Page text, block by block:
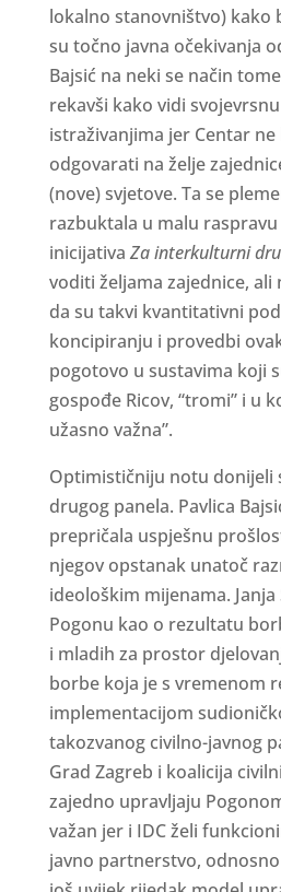
lokalno stanovništvo) kako
su točno javna očekivanja
Bajsić na neki se način
rekavši kako vidi
istraživanjima jer Centar
odgovarati na želje
(nove) svjetove. Ta se
razbuktala u malu
inicijativa Za interkulturni
voditi željama zajednice,
da su takvi kvantitativni
koncipiranju i provedbi
pogotovo u sustavima koji
gospođe Ricov, “tromi” i u
užasno važna”.
Optimističniju notu donijeli
drugog panela. Pavlica
prepričala uspješnu
njegov opstanak unatoč
ideološkim mijenama. Janja
Pogonu kao o rezultatu
i mladih za prostor
borbe koja je s vremenom
implementacijom
takozvanog civilno-javnog
Grad Zagreb i koalicija
zajedno upravljaju
važan jer i IDC želi
javno partnerstvo,